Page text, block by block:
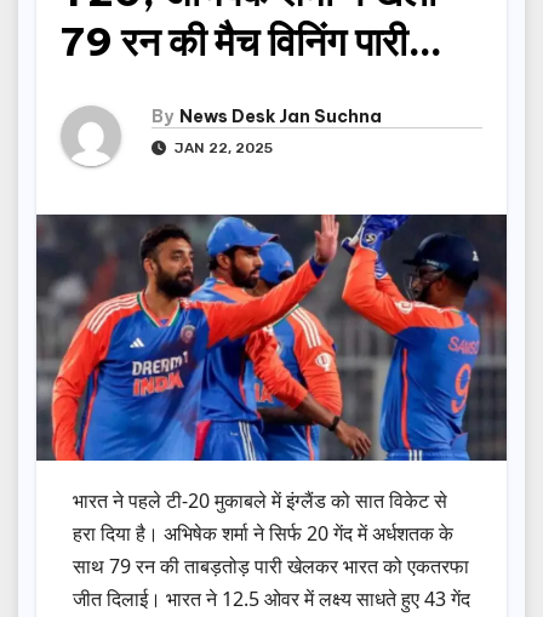
79 रन की मैच विनिंग पारी…
By News Desk Jan Suchna
JAN 22, 2025
भारत ने पहले टी-20 मुकाबले में इंग्लैंड को सात विकेट से
हरा दिया है। अभिषेक शर्मा ने सिर्फ 20 गेंद में अर्धशतक के
साथ 79 रन की ताबड़तोड़ पारी खेलकर भारत को एकतरफा
जीत दिलाई। भारत ने 12.5 ओवर में लक्ष्य साधते हुए 43 गेंद